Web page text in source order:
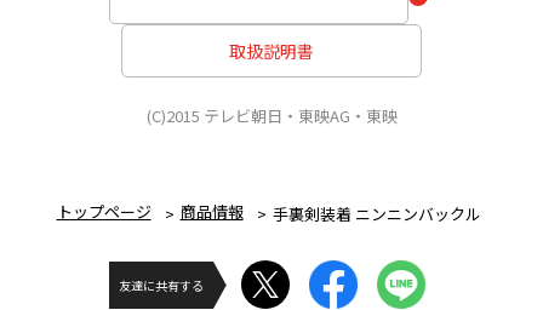
取扱説明書
(C)2015 テレビ朝日・東映AG・東映
トップページ 商品情報 手裏剣装着 ニンニンバックル
友達に共有する